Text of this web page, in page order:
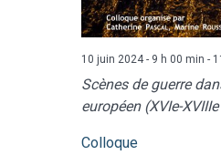
10 juin 2024 - 9 h 00 min -
Scènes de guerre
européen (XVIe-
Colloque